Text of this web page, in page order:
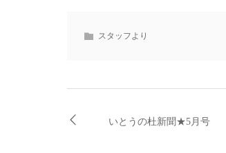
スタッフより
いとうの杜新聞★5月号